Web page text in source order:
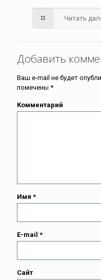
Читать
Добавить
Ваш e-mail не будет
помечены *
Комментарий
Имя *
E-mail *
Сайт